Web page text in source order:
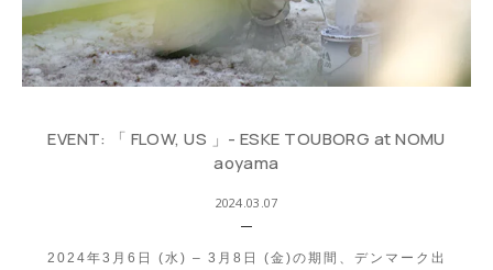
EVENT: 「 FLOW, US 」- ESKE TOUBORG at NOMU
aoyama
2024.03.07
2024年3月6日 (水) – 3月8日 (金)の期間、デンマーク出